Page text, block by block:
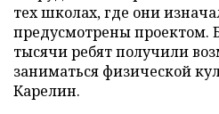
тех школах, где они
предусмотрены проектом.
тысячи ребят получили
заниматься физической
Карелин.